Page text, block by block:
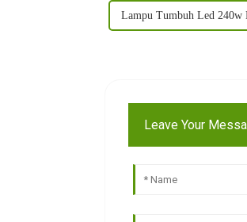
Lampu Tumbuh Led 240w
Leave Your